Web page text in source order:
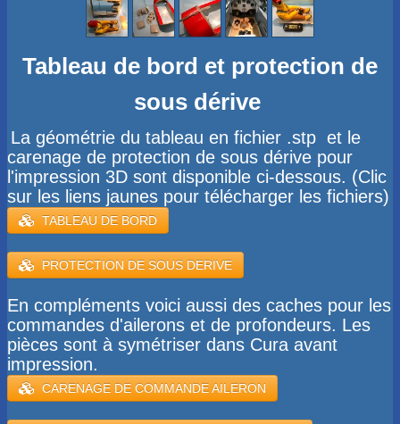
Tableau de bord et protection de
sous dérive
La géométrie du tableau en fichier .stp et le
carenage de protection de sous dérive pour
l'impression 3D sont disponible ci-dessous. (Clic
sur les liens jaunes pour télécharger les fichiers)
​TABLEAU DE BORD
PROTECTION DE SOUS DERIVE
En compléments voici aussi des caches pour les
commandes d'ailerons et de profondeurs. Les
pièces sont à symétriser dans Cura avant
impression.
CARENAGE DE COMMANDE AILERON